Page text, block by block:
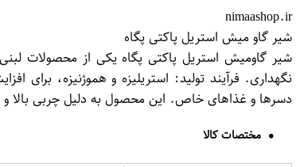
nimaashop.ir
شیر گاو میش استریل پاکتی پگاه
شیر گاومیش استریل پاکتی پگاه یکی از محصولات
نگهداری. فرآیند تولید: استریلیزه و هموژنیزه،
دسرها و غذاهای خاص. این محصول به دلیل چربی بالا و
مختصات کالا